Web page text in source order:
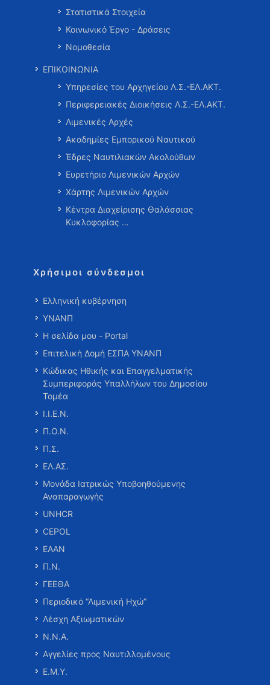
Στατιστικά Στοιχεία
Κοινωνικό Έργο - Δράσεις
Νομοθεσία
ΕΠΙΚΟΙΝΩΝΙΑ
Υπηρεσίες του Αρχηγείου Λ.Σ.-ΕΛ.ΑΚΤ.
Περιφερειακές Διοικήσεις Λ.Σ.-ΕΛ.ΑΚΤ.
Λιμενικές Αρχές
Ακαδημίες Εμπορικού Ναυτικού
Έδρες Ναυτιλιακών Ακολούθων
Ευρετήριο Λιμενικών Αρχών
Χάρτης Λιμενικών Αρχών
Κέντρα Διαχείρισης Θαλάσσιας
Κυκλοφορίας …
Χρήσιμοι σύνδεσμοι
Ελληνική κυβέρνηση
ΥΝΑΝΠ
Η σελίδα μου - Portal
Επιτελική Δομή ΕΣΠΑ ΥΝΑΝΠ
Κώδικας Ηθικής και Επαγγελματικής
Συμπεριφοράς Υπαλλήλων του Δημοσίου
Τομέα
Ι.Ι.Ε.Ν.
Π.Ο.Ν.
Π.Σ.
ΕΛ.ΑΣ.
Μονάδα Ιατρικώς Υποβοηθούμενης
Αναπαραγωγής
UNHCR
CEPOL
ΕΑΑΝ
Π.Ν.
ΓΕΕΘΑ
Περιοδικό “Λιμενική Ηχώ”
Λέσχη Αξιωματικών
Ν.Ν.Α.
Αγγελίες προς Ναυτιλλομένους
Ε.Μ.Υ.